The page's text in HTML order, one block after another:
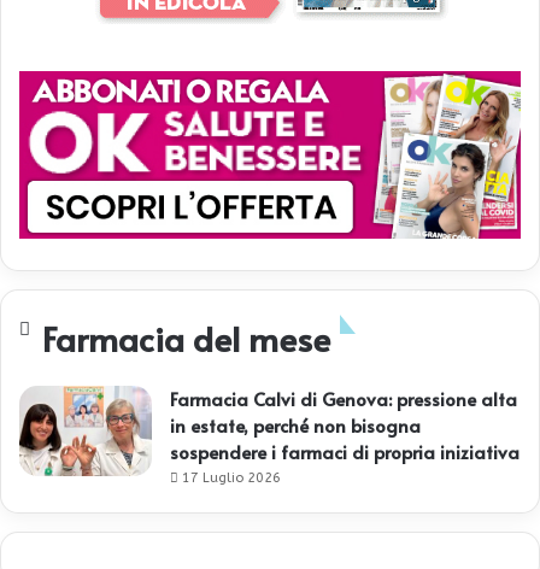
Farmacia del mese
Farmacia Calvi di Genova: pressione alta
in estate, perché non bisogna
sospendere i farmaci di propria iniziativa
17 Luglio 2026